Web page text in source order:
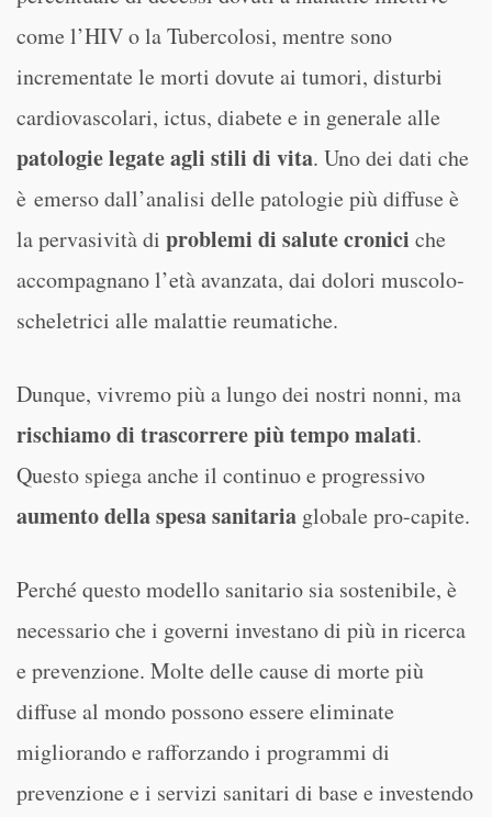
come l’HIV o la Tubercolosi, mentre sono
incrementate le morti dovute ai tumori, disturbi
cardiovascolari, ictus, diabete e in generale alle
patologie legate agli stili di vita. Uno dei dati che
è emerso dall’analisi delle patologie più diffuse è
la pervasività di problemi di salute cronici che
accompagnano l’età avanzata, dai dolori muscolo-
scheletrici alle malattie reumatiche.
Dunque, vivremo più a lungo dei nostri nonni, ma
rischiamo di trascorrere più tempo malati.
Questo spiega anche il continuo e progressivo
aumento della spesa sanitaria globale pro-capite.
Perché questo modello sanitario sia sostenibile, è
necessario che i governi investano di più in ricerca
e prevenzione. Molte delle cause di morte più
diffuse al mondo possono essere eliminate
migliorando e rafforzando i programmi di
prevenzione e i servizi sanitari di base e investendo